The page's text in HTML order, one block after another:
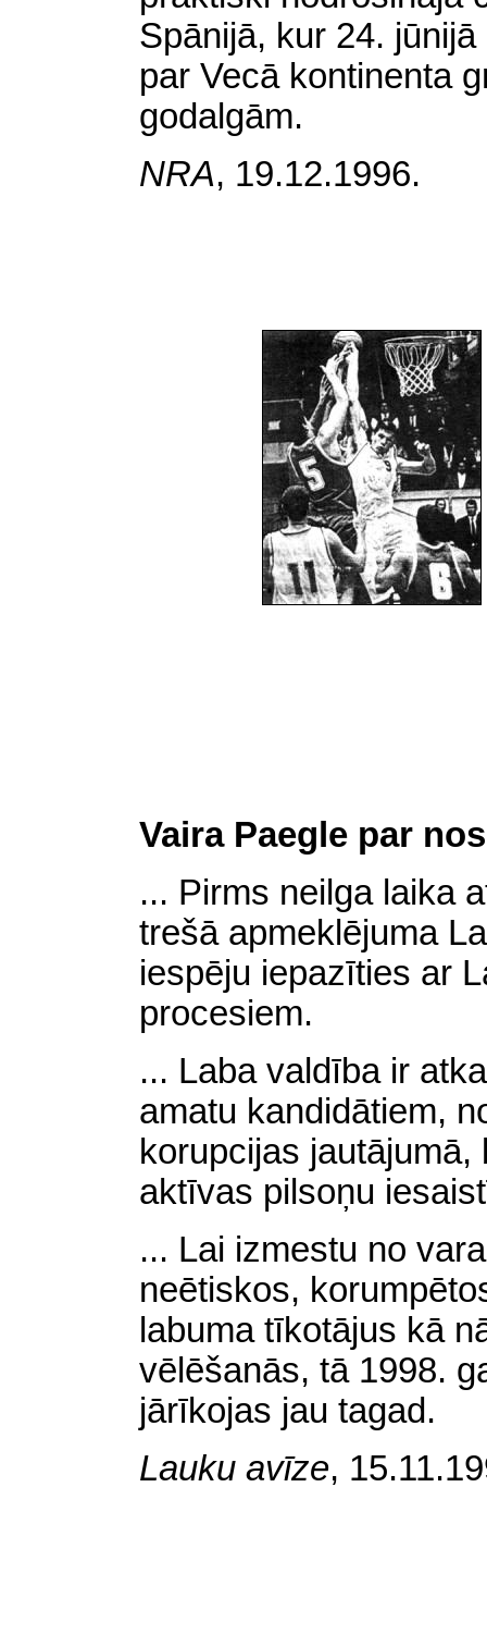
Spānijā, kur 24.
par Vecā kontinenta
godalgām.
NRA, 19.12.1996.
Vaira Paegle par
... Pirms neilga laika
trešā apmeklējuma
iespēju iepazīties ar
procesiem.
... Laba valdība ir
amatu kandidātiem,
korupcijas
aktīvas pilsoņu
... Lai izmestu no
neētiskos,
labuma tīkotājus kā
vēlēšanās, tā 1998.
jārīkojas jau tagad.
Lauku avīze,